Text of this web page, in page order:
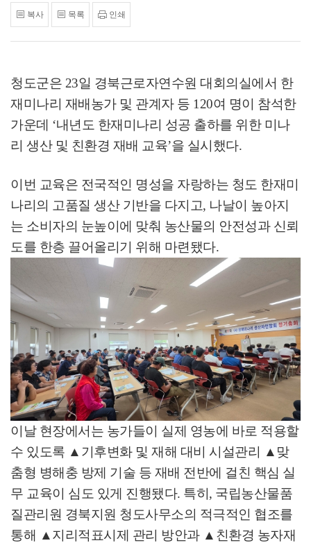
복사 목록 인쇄
청도군은 23일 경북근로자연수원 대회의실에서 한
재미나리 재배농가 및 관계자 등 120여 명이 참석한
가운데 ‘내년도 한재미나리 성공 출하를 위한 미나
리 생산 및 친환경 재배 교육’을 실시했다.
이번 교육은 전국적인 명성을 자랑하는 청도 한재미
나리의 고품질 생산 기반을 다지고, 나날이 높아지
는 소비자의 눈높이에 맞춰 농산물의 안전성과 신뢰
도를 한층 끌어올리기 위해 마련됐다.
이날 현장에서는 농가들이 실제 영농에 바로 적용할
수 있도록 ▲ 기후변화 및 재해 대비 시설관리 ▲ 맞
춤형 병해충 방제 기술 등 재배 전반에 걸친 핵심 실
무 교육이 심도 있게 진행됐다. 특히, 국립농산물품
질관리원 경북지원 청도사무소의 적극적인 협조를
통해 ▲지리적표시제 관리 방안과 ▲ 친환경 농자재